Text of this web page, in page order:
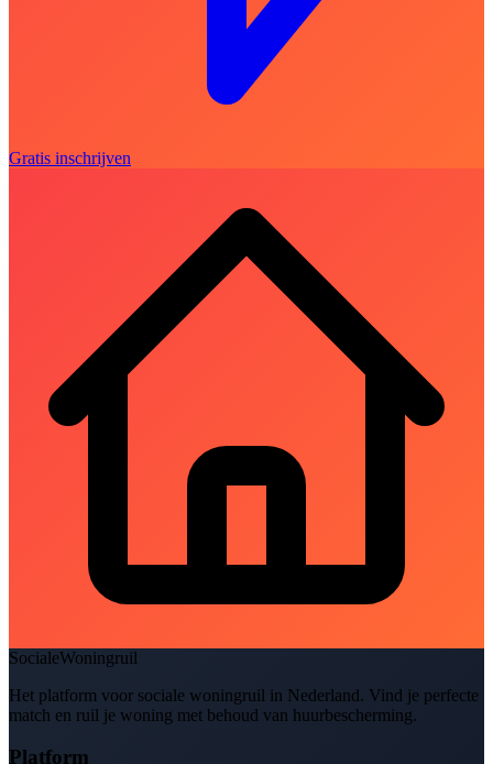
Gratis inschrijven
SocialeWoningruil
Het platform voor sociale woningruil in Nederland. Vind je perfecte
match en ruil je woning met behoud van huurbescherming.
Platform